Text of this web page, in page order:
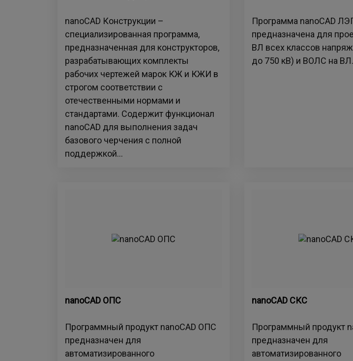
nanoCAD Конструкции –
специализированная программа,
предназначенная для конструкторов,
разрабатывающих комплекты
рабочих чертежей марок КЖ и КЖИ в
строгом соответствии с
отечественными нормами и
стандартами. Содержит функционал
nanoCAD для выполнения задач
базового черчения с полной
поддержкой...
Программа nanoCAD
предназначена для
ВЛ всех классов
до 750 кВ) и ВОЛС на ВЛ.
nanoCAD ОПС
Программный продукт nanoCAD ОПС
предназначен для
автоматизированного
nanoCAD СКС
Программный продукт
предназначен для
автоматизированного